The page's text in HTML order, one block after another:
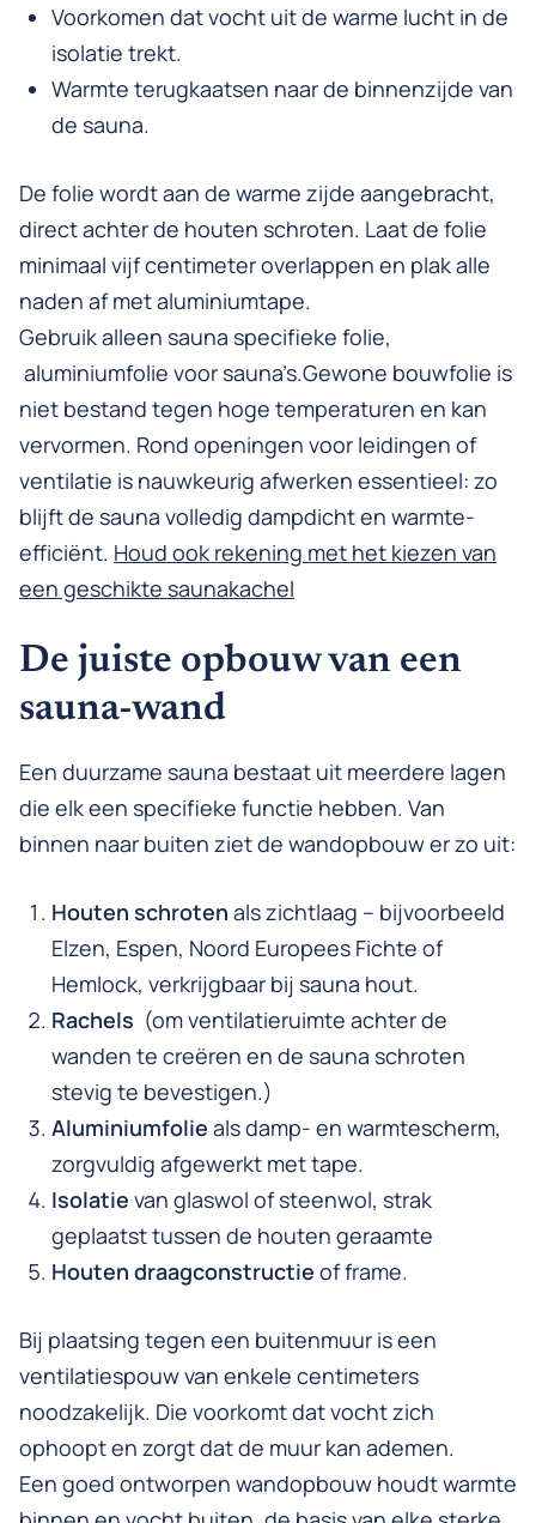
Voorkomen dat vocht uit de warme lucht in de
isolatie trekt.
Warmte terugkaatsen naar de binnenzijde van
de sauna.
De folie wordt aan de warme zijde aangebracht,
direct achter de houten schroten. Laat de folie
minimaal vijf centimeter overlappen en plak alle
naden af met aluminiumtape.
Gebruik alleen sauna specifieke folie,
aluminiumfolie voor sauna’s.Gewone bouwfolie is
niet bestand tegen hoge temperaturen en kan
vervormen. Rond openingen voor leidingen of
ventilatie is nauwkeurig afwerken essentieel: zo
blijft de sauna volledig dampdicht en warmte-
efficiënt. Houd ook rekening met het kiezen van
een geschikte saunakachel
De juiste opbouw van een
sauna-wand
Een duurzame sauna bestaat uit meerdere lagen
die elk een specifieke functie hebben. Van
binnen naar buiten ziet de wandopbouw er zo uit:
Houten schroten als zichtlaag – bijvoorbeeld
Elzen, Espen, Noord Europees Fichte of
Hemlock, verkrijgbaar bij sauna hout.
Rachels (om ventilatieruimte achter de
wanden te creëren en de sauna­ schroten
stevig te bevestigen.)
Aluminiumfolie als damp- en warmtescherm,
zorgvuldig afgewerkt met tape.
Isolatie van glaswol of steenwol, strak
geplaatst tussen de houten geraamte
Houten draagconstructie of frame.
Bij plaatsing tegen een buitenmuur is een
ventilatiespouwvan enkele centimeters
noodzakelijk. Die voorkomt dat vocht zich
ophoopt en zorgt dat de muur kan ademen.
Een goed ontworpen wandopbouw houdt warmte